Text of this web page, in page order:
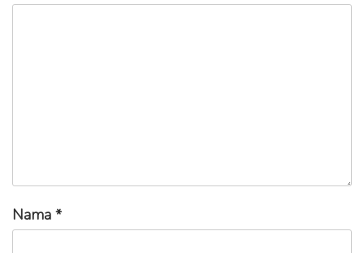
Nama *